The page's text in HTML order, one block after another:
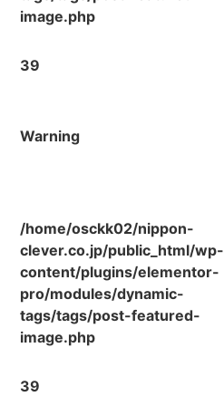
image.php
39
Warning
/home/osckk02/nippon-
clever.co.jp/public_html/wp-
content/plugins/elementor-
pro/modules/dynamic-
tags/tags/post-featured-
image.php
39